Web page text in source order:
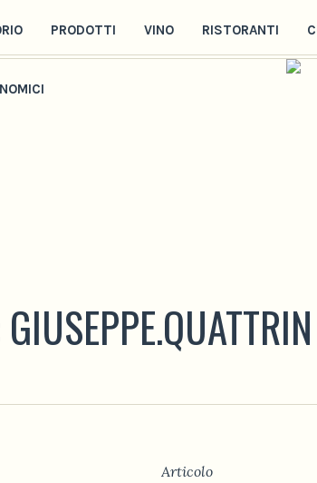
PRODOTTI VINO RISTORANTI
GIUSEPPE.QUATTRIN
Articolo